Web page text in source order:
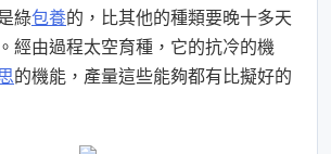
綠包養的，比其他的種類要晚十多天
經由過程太空育種，它的抗冷的機
的機能，產量這些能夠都有比擬好的